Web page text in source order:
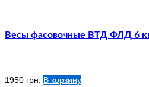
Весы фасовочные ВТД ФЛД 6
1950 грн. В корзину